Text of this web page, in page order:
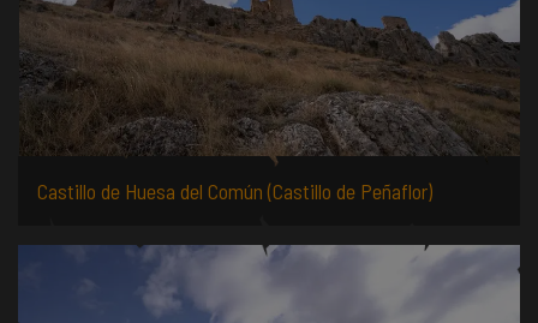
Castillo de Huesa del Común (Castillo de Peñaflor)